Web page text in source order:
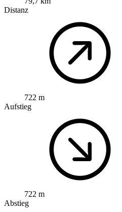
Distanz
722 m
Aufstieg
722 m
Abstieg